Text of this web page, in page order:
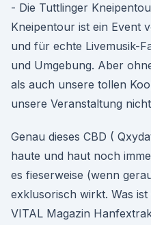
- Die Tuttlinger
Kneipentour ist ein Event
und für echte Livemusik-
und Umgebung. Aber
als auch unsere tollen
unsere Veranstaltung
Genau dieses CBD (
haute und haut noch
es fieserweise (wenn
exklusorisch wirkt. Was
VITAL Magazin